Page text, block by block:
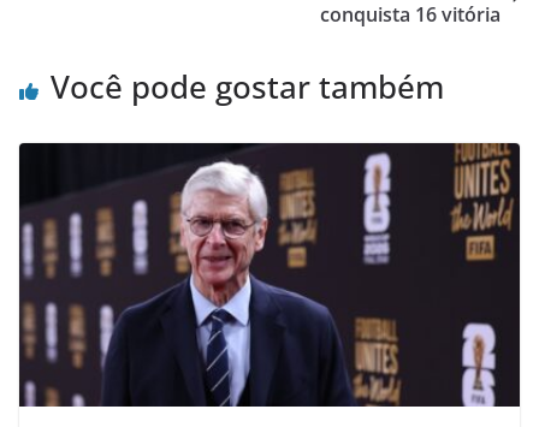
conquista 16 vitória
Você pode gostar também